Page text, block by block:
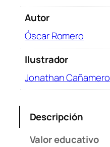
Autor
Óscar Romero
Ilustrador
Jonathan Cañamero
Descripción
Valor educativo